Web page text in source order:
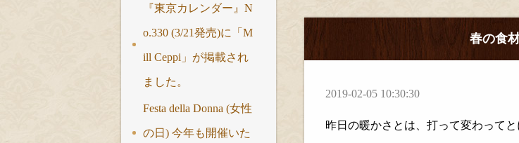
『東京カレンダー』N
o.330 (3/21発売)に「M
ill Ceppi」が掲載され
ました。
Festa della Donna (女性
の日) 今年も開催いた
春の食
2019-02-05 10:30:30
昨日の暖かさとは、打って変わって